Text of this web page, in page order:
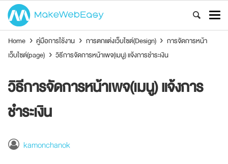
Home › คู่มือการใช้งาน › การตกแต่งเว็บไซต์(Design) › การจัดการหน้า
เว็บไซต์(page) › วิธีการจัดการหน้าเพจ(เมนู) แจ้งการชำระเงิน
วิธีการจัดการหน้าเพจ(เมนู) แจ้งการ
ชำระเงิน
kamonchanok